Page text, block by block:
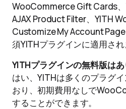
WooCommerce Gift Cards
AJAX Product Filter、YITH
Customize My Account
須YITHプラグインに適用され
YITHプラグインの無料版はあ
はい、YITHは多くのプラグ
おり、初期費用なしで
することができます。